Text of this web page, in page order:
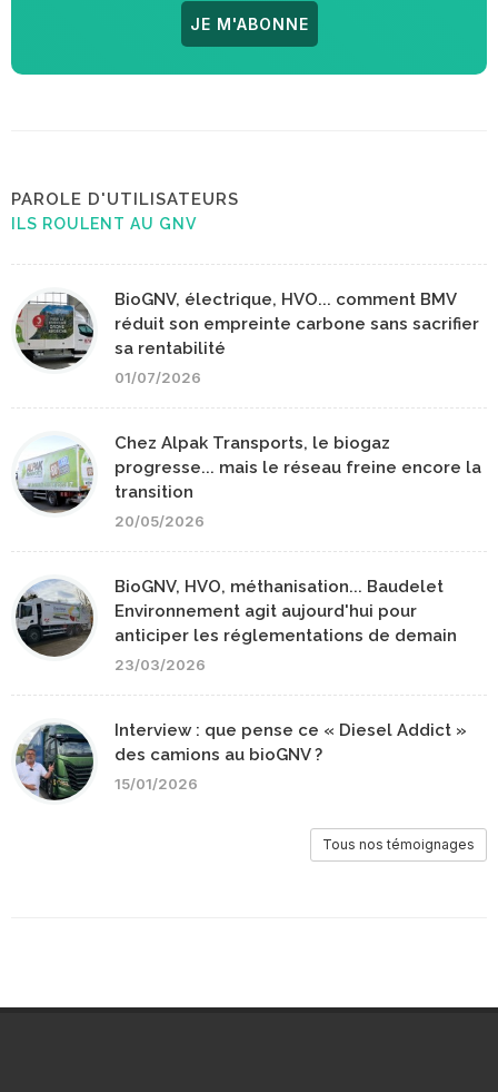
JE M'ABONNE
PAROLE D'UTILISATEURS
ILS ROULENT AU GNV
BioGNV, électrique, HVO... comment BMV
réduit son empreinte carbone sans sacrifier
sa rentabilité
01/07/2026
Chez Alpak Transports, le biogaz
progresse... mais le réseau freine encore la
transition
20/05/2026
BioGNV, HVO, méthanisation... Baudelet
Environnement agit aujourd'hui pour
anticiper les réglementations de demain
23/03/2026
Interview : que pense ce « Diesel Addict »
des camions au bioGNV ?
15/01/2026
Tous nos témoignages